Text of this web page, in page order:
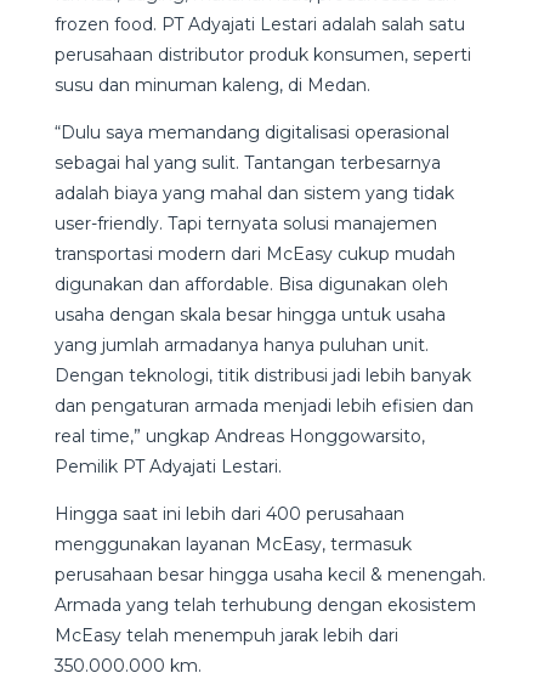
frozen food. PT Adyajati Lestari adalah salah satu
perusahaan distributor produk konsumen, seperti
susu dan minuman kaleng, di Medan.
“Dulu saya memandang digitalisasi operasional
sebagai hal yang sulit. Tantangan terbesarnya
adalah biaya yang mahal dan sistem yang tidak
user-friendly. Tapi ternyata solusi manajemen
transportasi modern dari McEasy cukup mudah
digunakan dan affordable. Bisa digunakan oleh
usaha dengan skala besar hingga untuk usaha
yang jumlah armadanya hanya puluhan unit.
Dengan teknologi, titik distribusi jadi lebih banyak
dan pengaturan armada menjadi lebih efisien dan
real time,” ungkap Andreas Honggowarsito,
Pemilik PT Adyajati Lestari.
Hingga saat ini lebih dari 400 perusahaan
menggunakan layanan McEasy, termasuk
perusahaan besar hingga usaha kecil & menengah.
Armada yang telah terhubung dengan ekosistem
McEasy telah menempuh jarak lebih dari
350.000.000 km.